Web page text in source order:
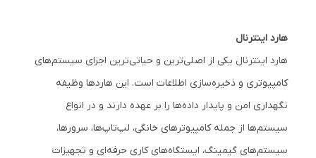
هارد اینترنال
هارد اینترنال یکی از اصلی‌ترین و حیاتی‌ترین اجزای سیستم‌های
کامپیوتری و ذخیره‌سازی اطلاعات است. این هاردها وظیفه
نگهداری امن و پایدار داده‌ها را بر عهده دارند و در انواع
سیستم‌ها از جمله کامپیوترهای خانگی، لپ‌تاپ‌ها، سرورها،
سیستم‌های گیمینگ، ایستگاه‌های کاری حرفه‌ای و تجهیزات